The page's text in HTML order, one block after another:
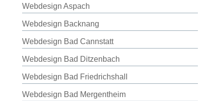
Webdesign Aspach
Webdesign Backnang
Webdesign Bad Cannstatt
Webdesign Bad Ditzenbach
Webdesign Bad Friedrichshall
Webdesign Bad Mergentheim